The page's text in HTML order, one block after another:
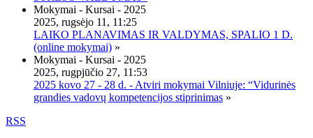
Mokymai - Kursai - 2025
2025, rugsėjo 11, 11:25
LAIKO PLANAVIMAS IR VALDYMAS, SPALIO 1 D.
(online mokymai) »
Mokymai - Kursai - 2025
2025, rugpjūčio 27, 11:53
2025 kovo 27 - 28 d. - Atviri mokymai Vilniuje: “Vidurinės
grandies vadovų kompetencijos stiprinimas »
RSS